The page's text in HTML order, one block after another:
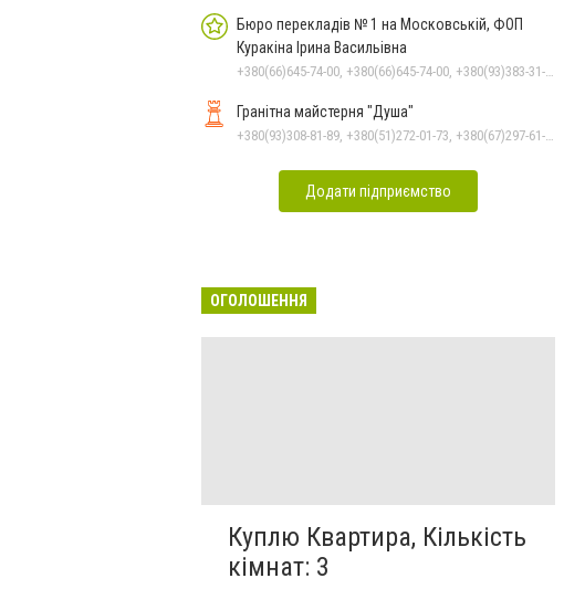
Бюро перекладів № 1 на Московській, ФОП
Куракіна Ірина Васильівна
Гранітна майстерня "Душа"
Додати підприємство
ОГОЛОШЕННЯ
Куплю Квартира, Кількість
кімнат: 3